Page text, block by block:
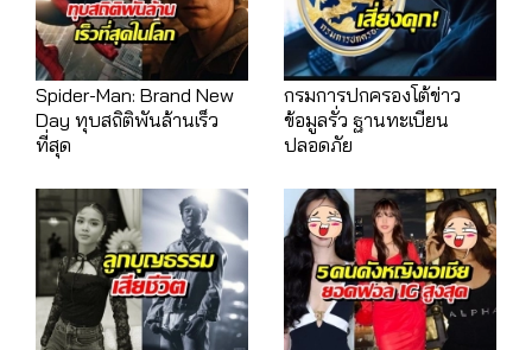
Spider-Man: Brand New
Day ทุบสถิติพันล้านเร็ว
ที่สุด
กรมการปกครองโต้ข่าว
ข้อมูลรั่ว ฐานทะเบียน
ปลอดภัย